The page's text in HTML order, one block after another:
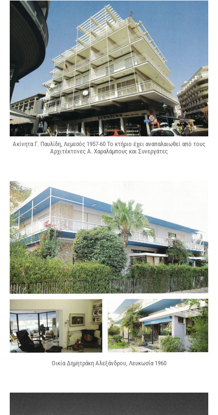
Ακίνητα Γ. Παυλίδη, Λεμεσός 1957-60 Το κτήριο έχει αναπαλαιωθεί από τους
Αρχιτέκτονες Α. Χαραλάμπους και Συνεργάτες
Οικία Δημητράκη Αλεξάνδρου, Λευκωσία 1960